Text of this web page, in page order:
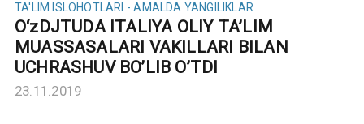
TA'LIM ISLOHOTLARI - AMALDA YANGILIKLAR
O‘zDJTUDA ITALIYA OLIY TA’LIM
MUASSASALARI VAKILLARI BILAN
UCHRASHUV BO’LIB O’TDI
23.11.2019